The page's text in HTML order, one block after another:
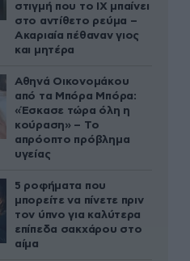
στιγμή που το ΙΧ μπαίνει
στο αντίθετο ρεύμα –
Ακαριαία πέθαναν γιος
και μητέρα
Αθηνά Οικονομάκου
από τα Μπόρα Μπόρα:
«Έσκασε τώρα όλη η
κούραση» – Το
απρόοπτο πρόβλημα
υγείας
5 ροφήματα που
μπορείτε να πίνετε πριν
τον ύπνο για καλύτερα
επίπεδα σακχάρου στο
αίμα